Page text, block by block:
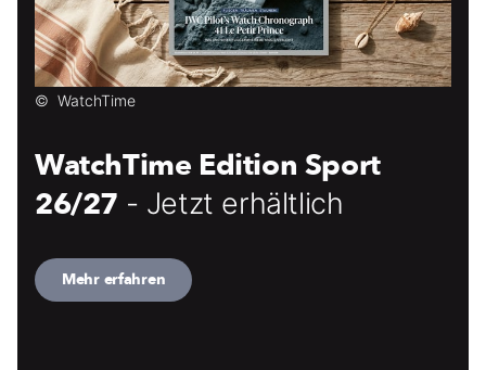
© WatchTime
WatchTime Edition Sport
26/27 - Jetzt erhältlich
Mehr erfahren